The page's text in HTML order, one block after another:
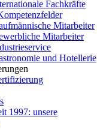
Fachkräfte
Mitarbeiter
Mitarbeiter
und Hotellerie
1997: unsere